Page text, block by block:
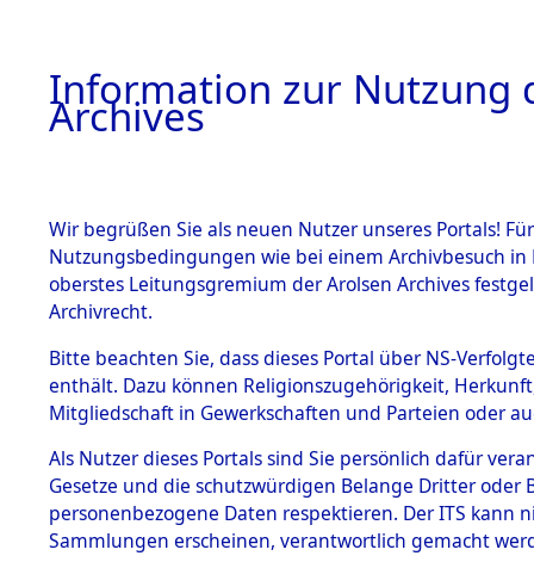
BESTÄNDE
1.
mente
5. Verschiedenes
5.3
Todesmärsche
- Sieber
Information zur Nutzung
Archives
Wir begrüßen Sie als neuen Nutzer unseres Portals!
Nutzungsbedingungen wie bei einem Archivbesuch
oberstes Leitungsgremium der Arolsen Archives
Archivrecht.
Bitte beachten Sie, dass dieses Portal über NS-
enthält. Dazu können Religionszugehörigkeit,
Mitgliedschaft in Gewerkschaften und Parteien oder
Als Nutzer dieses Portals sind Sie persönlich dafür
Gesetze und die schutzwürdigen Belange Dritter
personenbezogene Daten respektieren. Der ITS
Sammlungen erscheinen, verantwortlich gemacht